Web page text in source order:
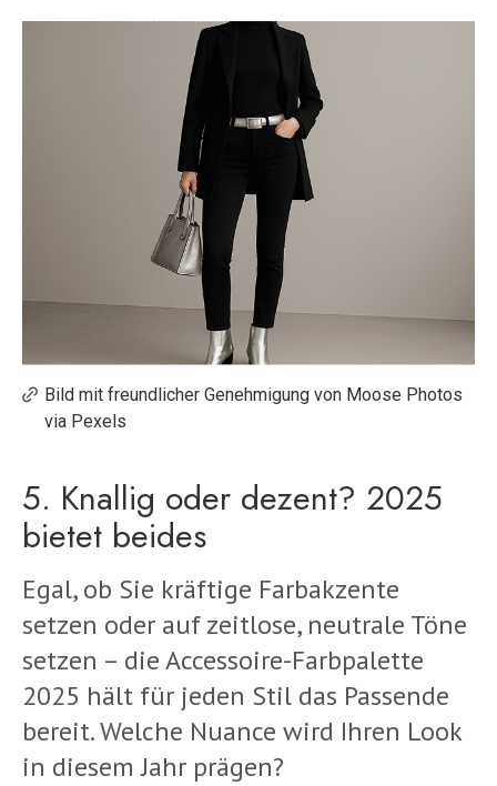
Bild mit freundlicher Genehmigung von Moose Photos
via Pexels
5. Knallig oder dezent? 2025
bietet beides
Egal, ob Sie kräftige Farbakzente
setzen oder auf zeitlose, neutrale Töne
setzen – die Accessoire-Farbpalette
2025 hält für jeden Stil das Passende
bereit. Welche Nuance wird Ihren Look
in diesem Jahr prägen?